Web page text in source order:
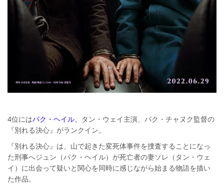
4位にはパク・ヘイル、
タン・ウェイ主演、パク・チャヌク監督の
『別れる決心』がランクイン。
『別れる決心』は、山で起きた変死体事件を捜査することになっ
た刑事へジュン（パク・ヘイル）が死亡者の妻ソレ（タン・ウェ
イ）に出会って疑いと関心を同時に感じながら始まる物語を描い
た作品。